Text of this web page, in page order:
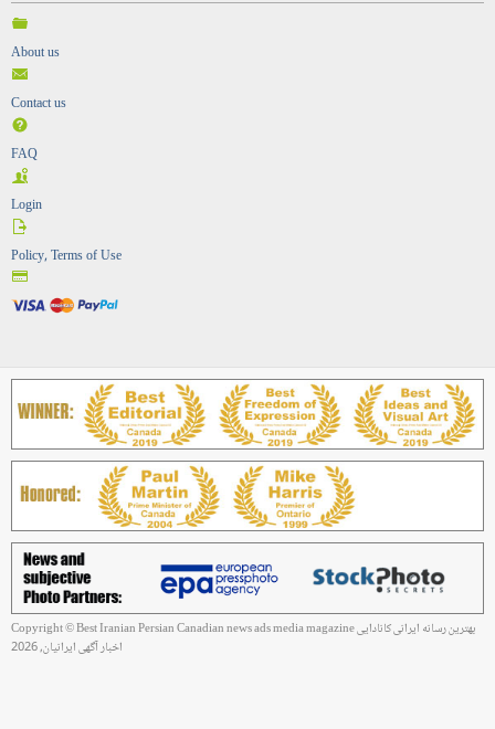
About us
Contact us
FAQ
Login
Policy, Terms of Use
Copyright © Best Iranian Persian Canadian news ads media magazine بهترین رسانه ایرانی کانادایی
اخبار آگهی ایرانیان, 2026